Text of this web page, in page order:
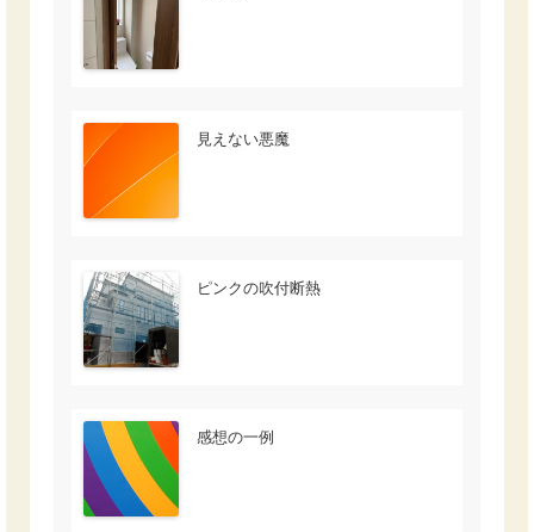
見えない悪魔
ピンクの吹付断熱
感想の一例